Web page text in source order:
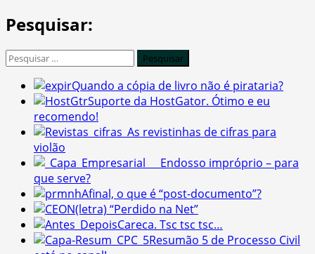
Pesquisar:
Pesquisar
Quando a cópia de livro não é pirataria?
Suporte da HostGator. Ótimo e eu
recomendo!
As revistinhas de cifras para
violão
Endosso impróprio – para
que serve?
Afinal, o que é “post-documento”?
(letra) “Perdido na Net”
Careca. Tsc tsc tsc…
Resumão 5 de Processo Civil